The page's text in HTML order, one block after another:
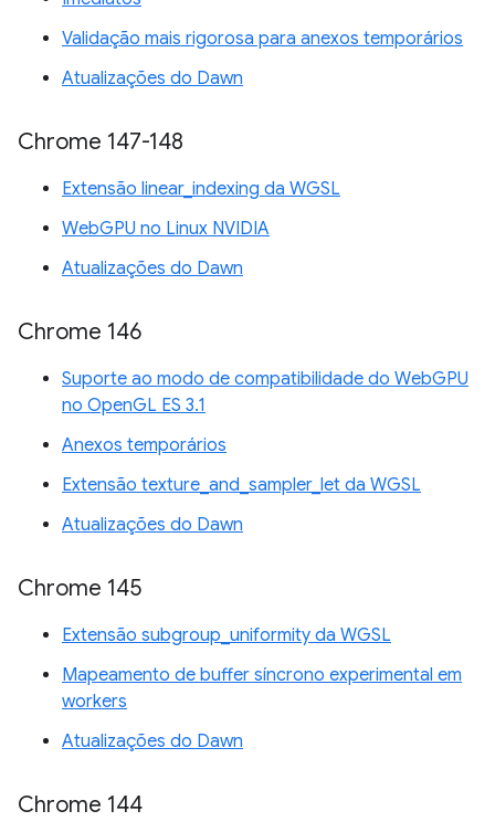
Validação mais rigorosa para anexos temporários
Atualizações do Dawn
Chrome 147-148
Extensão linear_indexing da WGSL
WebGPU no Linux NVIDIA
Atualizações do Dawn
Chrome 146
Suporte ao modo de compatibilidade do WebGPU
no OpenGL ES 3.1
Anexos temporários
Extensão texture_and_sampler_let da WGSL
Atualizações do Dawn
Chrome 145
Extensão subgroup_uniformity da WGSL
Mapeamento de buffer síncrono experimental em
workers
Atualizações do Dawn
Chrome 144